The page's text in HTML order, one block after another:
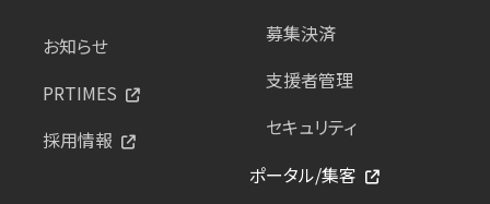
お知らせ
PRTIMES
採用情報
募集決済
支援者管理
セキュリティ
ポータル/集客